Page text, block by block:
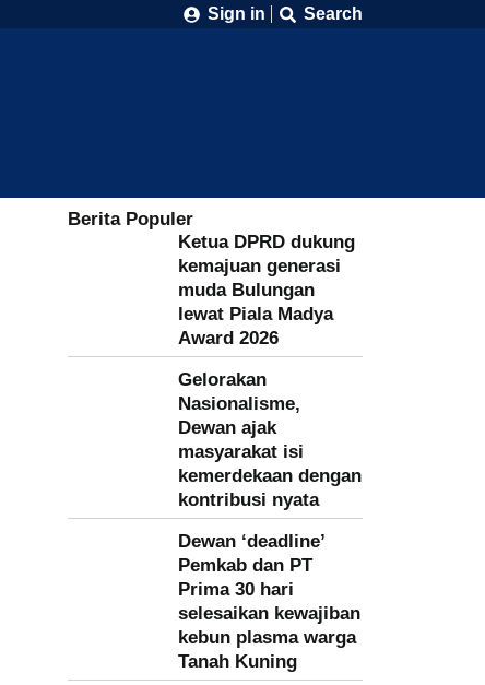
Sign in Search
Berita Populer
Ketua DPRD dukung
kemajuan generasi
muda Bulungan
lewat Piala Madya
Award 2026
Gelorakan
Nasionalisme,
Dewan ajak
masyarakat isi
kemerdekaan dengan
kontribusi nyata
Dewan ‘deadline’
Pemkab dan PT
Prima 30 hari
selesaikan kewajiban
kebun plasma warga
Tanah Kuning